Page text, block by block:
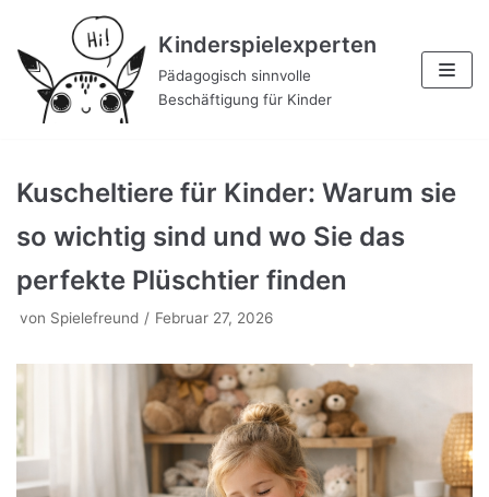
Inhalt
Kinderspielexperten
Pädagogisch sinnvolle
Beschäftigung für Kinder
Kuscheltiere für Kinder: Warum sie
so wichtig sind und wo Sie das
perfekte Plüschtier finden
von Spielefreund Februar 27, 2026